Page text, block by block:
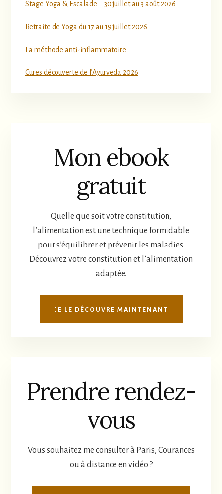
Stage Yoga & Escalade – 30 juillet au 3 août 2026
Retraite de Yoga du 17 au 19 juillet 2026
La méthode anti-inflammatoire
Cures découverte de l’Ayurveda 2026
Mon ebook
gratuit
Quelle que soit votre constitution,
l’alimentation est une technique formidable
pour s’équilibrer et prévenir les maladies.
Découvrez votre constitution et l’alimentation
adaptée.
JE LE DÉCOUVRE MAINTENANT
Prendre rendez-
vous
Vous souhaitez me consulter à Paris, Courances
ou à distance en vidéo ?